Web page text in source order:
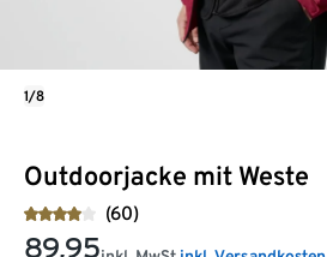
Outdoorjacke mit Weste
(60)
89,95
1/8